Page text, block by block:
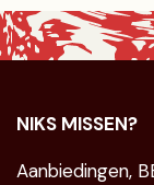
NIKS MISSEN?
Aanbiedingen,